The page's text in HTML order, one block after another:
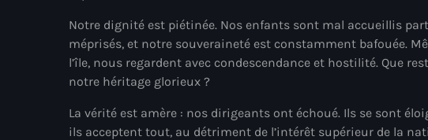
Notre dignité est piétinée. Nos enfants sont mal accueillis
méprisés, et notre souveraineté est constamment bafouée.
l’île, nous regardent avec condescendance et hostilité. Que
notre héritage glorieux ?
La vérité est amère : nos dirigeants ont échoué. Ils se sont
ils acceptent tout, au détriment de l’intérêt supérieur de la